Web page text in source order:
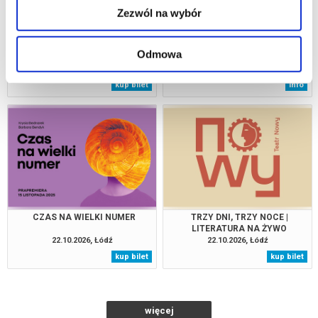
Zezwól na wybór
Odmowa
22.10.2026, Łódź
kup bilet
22.10.2026, Warszawa
info
CZAS NA WIELKI NUMER
22.10.2026, Łódź
kup bilet
TRZY DNI, TRZY NOCE |
LITERATURA NA ŻYWO
22.10.2026, Łódź
kup bilet
więcej